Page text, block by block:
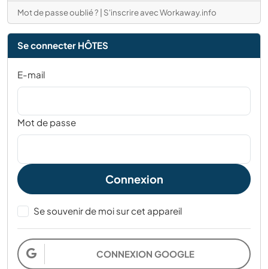
Mot de passe oublié ? | S'inscrire avec Workaway.info
Se connecter HÔTES
E-mail
Mot de passe
Connexion
Se souvenir de moi sur cet appareil
CONNEXION GOOGLE